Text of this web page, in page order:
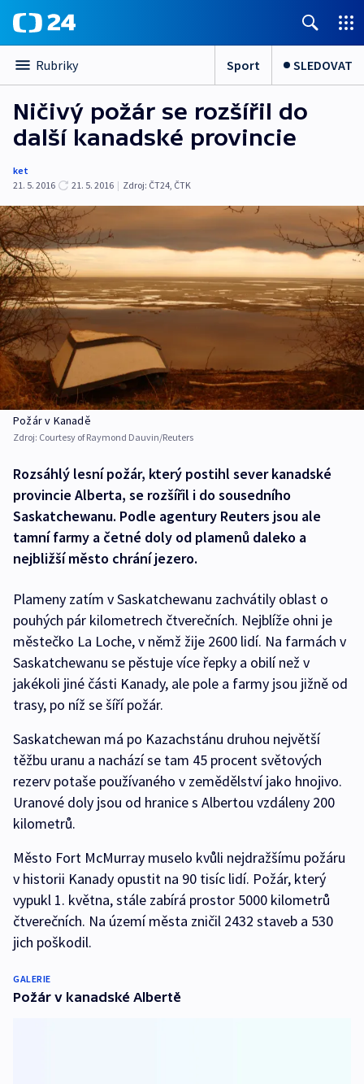
Rubriky Sport SLEDOVAT
Ničivý požár se rozšířil do
další kanadské provincie
ket
21. 5. 2016
21. 5. 2016 | Zdroj: ČT24, ČTK
Požár v Kanadě
Zdroj: Courtesy of Raymond Dauvin/Reuters
Rozsáhlý lesní požár, který postihl sever kanadské
provincie Alberta, se rozšířil i do sousedního
Saskatchewanu. Podle agentury Reuters jsou ale
tamní farmy a četné doly od plamenů daleko a
nejbližší město chrání jezero.
Plameny zatím v Saskatchewanu zachvátily oblast o
pouhých pár kilometrech čtverečních. Nejblíže ohni je
městečko La Loche, v němž žije 2600 lidí. Na farmách v
Saskatchewanu se pěstuje více řepky a obilí než v
jakékoli jiné části Kanady, ale pole a farmy jsou jižně od
trasy, po níž se šíří požár.
Saskatchewan má po Kazachstánu druhou největší
těžbu uranu a nachází se tam 45 procent světových
rezerv potaše používaného v zemědělství jako hnojivo.
Uranové doly jsou od hranice s Albertou vzdáleny 200
kilometrů.
Město Fort McMurray muselo kvůli nejdražšímu požáru
v historii Kanady opustit na 90 tisíc lidí. Požár, který
vypukl 1. května, stále zabírá prostor 5000 kilometrů
čtverečních. Na území města zničil 2432 staveb a 530
jich poškodil.
GALERIE
Požár v kanadské Albertě